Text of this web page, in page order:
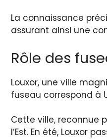
La connaissance
assurant ainsi une
Rôle des
Louxor, une ville
fuseau correspond à
Cette ville, reconnue
l’Est. En été, Louxor